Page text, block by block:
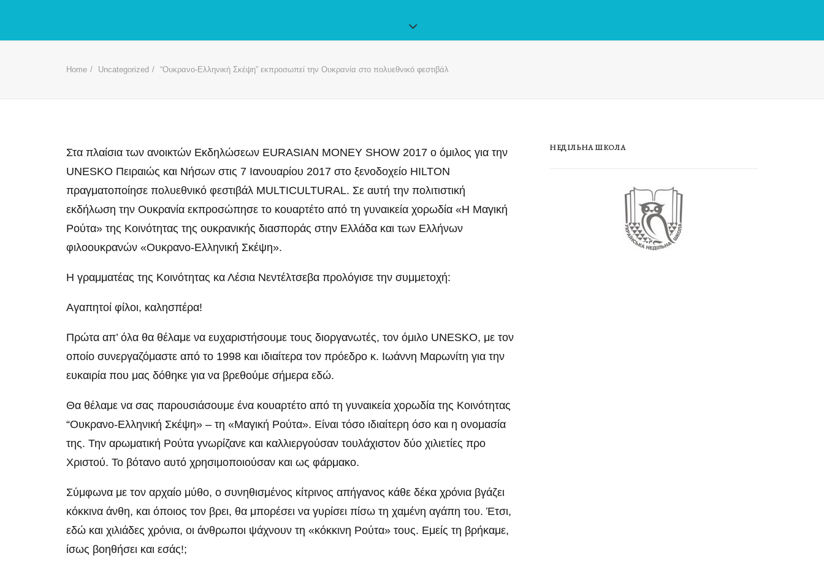
Home Uncategorized “Ουκρανο-Ελληνική Σκέψη” εκπροσωπεί την Ουκρανία στο πολυεθνικό φεστιβάλ
Στα πλαίσια των ανοικτών Εκδηλώσεων EURASIAΝ MONEY SHOW 2017 ο όμιλος για την
UNESKO Πειραιώς και Νήσων στις 7 Ιανουαρίου 2017 στο ξενοδοχείο HILTON
πραγματοποίησε πολυεθνικό φεστιβάλ MULTICULTURAL. Σε αυτή την πολιτιστική
εκδήλωση την Ουκρανία εκπροσώπησε το κουαρτέτο από τη γυναικεία χορωδία «Η Μαγική
Ρούτα» της Κοινότητας της ουκρανικής διασποράς στην Ελλάδα και των Ελλήνων
φιλοουκρανών «Ουκρανο-Ελληνική Σκέψη».
Η γραμματέας της Κοινότητας κα Λέσια Νεντέλτσεβα προλόγισε την συμμετοχή:
Αγαπητοί φίλοι, καλησπέρα!
Πρώτα απ’ όλα θα θέλαμε να ευχαριστήσουμε τους διοργανωτές, τον όμιλο UNESKO, με τον
οποίο συνεργαζόμαστε από το 1998 και ιδιαίτερα τον πρόεδρο κ. Ιωάννη Μαρωνίτη για την
ευκαιρία που μας δόθηκε για να βρεθούμε σήμερα εδώ.
Θα θέλαμε να σας παρουσιάσουμε ένα κουαρτέτο από τη γυναικεία χορωδία της Κοινότητας
“Ουκρανο-Ελληνική Σκέψη» – τη «Μαγική Ρούτα». Είναι τόσο ιδιαίτερη όσο και η ονομασία
της. Την αρωματική Ρούτα γνωρίζανε και καλλιεργούσαν τουλάχιστον δύο χιλιετίες προ
Χριστού. Το βότανο αυτό χρησιμοποιούσαν και ως φάρμακο.
Σύμφωνα με τον αρχαίο μύθο, ο συνηθισμένος κίτρινος απήγανος κάθε δέκα χρόνια βγάζει
κόκκινα άνθη, και όποιος τον βρει, θα μπορέσει να γυρίσει πίσω τη χαμένη αγάπη του. Έτσι,
εδώ και χιλιάδες χρόνια, οι άνθρωποι ψάχνουν τη «κόκκινη Ρούτα» τους. Εμείς τη βρήκαμε,
ίσως βοηθήσει και εσάς!;
НЕДІЛЬНА ШКОЛА